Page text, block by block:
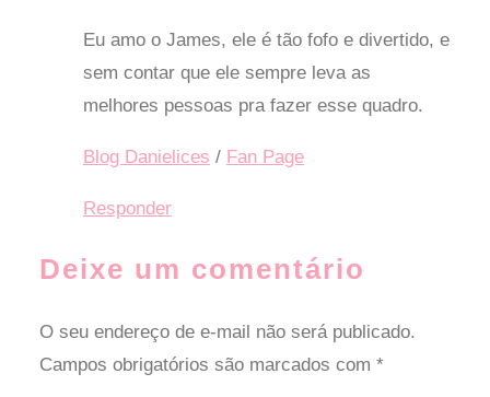
Eu amo o James, ele é tão fofo e divertido, e
sem contar que ele sempre leva as
melhores pessoas pra fazer esse quadro.
Blog Danielices / Fan Page
Responder
Deixe um comentário
O seu endereço de e-mail não será publicado.
Campos obrigatórios são marcados com *